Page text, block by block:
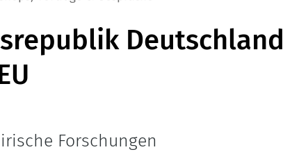
Deutschland
Forschungen